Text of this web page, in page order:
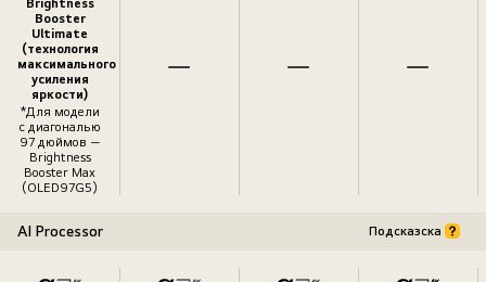
Brightness
Booster
Ultimate
(технология
максимального
усиления
яркости)
*Для модели
с диагональю
97 дюймов —
Brightness
Booster Max
(OLED97G5)
AI Processor Подсказска